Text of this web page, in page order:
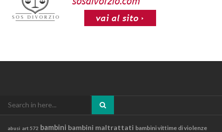
abusi art 572 bambini bambini maltrattati bambini vittime di violenze